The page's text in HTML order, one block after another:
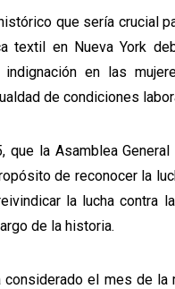
que sería crucial
textil en Nueva York
indignación en las
de condiciones
la Asamblea
de reconocer la
la lucha contra
de la historia.
el mes de